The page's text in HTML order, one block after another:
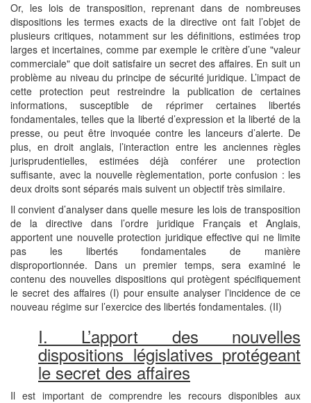
Or, les lois de transposition, reprenant dans de nombreuses
dispositions les termes exacts de la directive ont fait l’objet de
plusieurs critiques, notamment sur les définitions, estimées trop
larges et incertaines, comme par exemple le critère d’une "valeur
commerciale" que doit satisfaire un secret des affaires. En suit un
problème au niveau du principe de sécurité juridique. L’impact de
cette protection peut restreindre la publication de certaines
informations, susceptible de réprimer certaines libertés
fondamentales, telles que la liberté d’expression et la liberté de la
presse, ou peut être invoquée contre les lanceurs d’alerte. De
plus, en droit anglais, l’interaction entre les anciennes règles
jurisprudentielles, estimées déjà conférer une protection
suffisante, avec la nouvelle règlementation, porte confusion : les
deux droits sont séparés mais suivent un objectif très similaire.
Il convient d’analyser dans quelle mesure les lois de transposition
de la directive dans l’ordre juridique Français et Anglais,
apportent une nouvelle protection juridique effective qui ne limite
pas les libertés fondamentales de manière
disproportionnée. Dans un premier temps, sera examiné le
contenu des nouvelles dispositions qui protègent spécifiquement
le secret des affaires (I) pour ensuite analyser l’incidence de ce
nouveau régime sur l’exercice des libertés fondamentales. (II)
I. L’apport des nouvelles
dispositions législatives protégeant
le secret des affaires
Il est important de comprendre les recours disponibles aux